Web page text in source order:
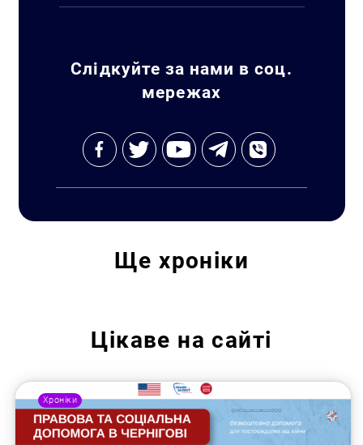
Слідкуйте за нами в соц.
мережах
Щехроніки
Цікаве на сайті
Хроніки